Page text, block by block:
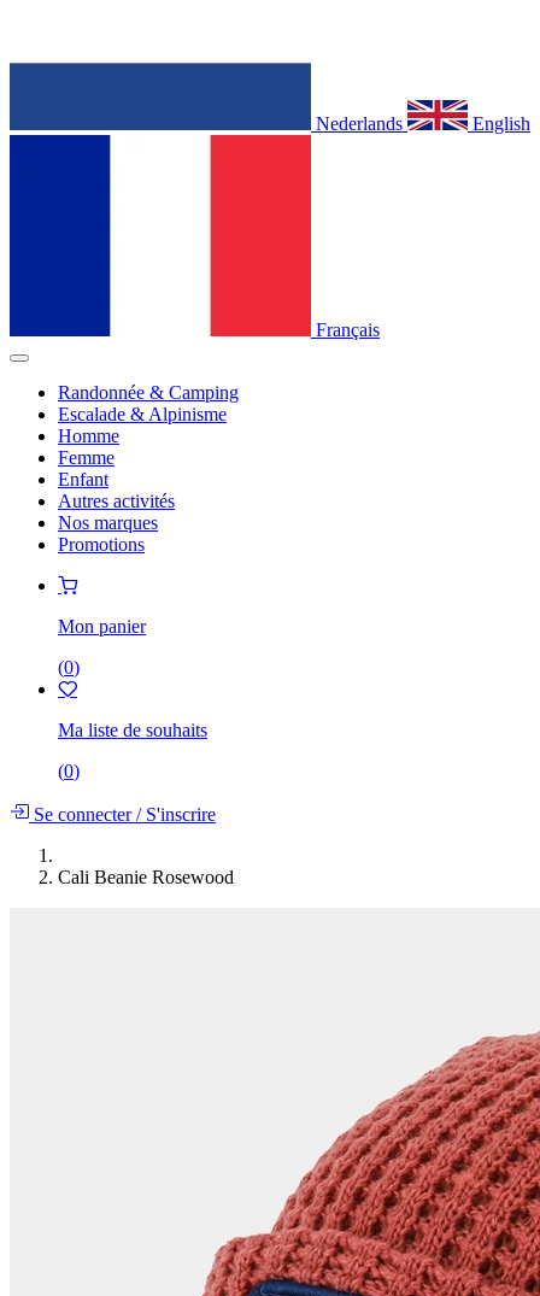
Nederlands English
Français
Randonnée & Camping
Escalade & Alpinisme
Homme
Femme
Enfant
Autres activités
Nos marques
Promotions
Mon panier
(0)
Ma liste de souhaits
(0)
Se connecter/S'inscrire
Cali Beanie Rosewood